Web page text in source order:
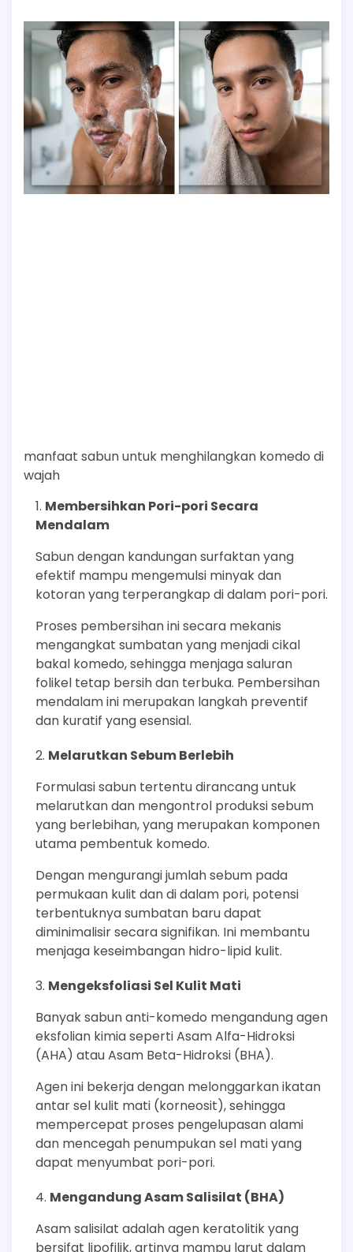
manfaat sabun untuk menghilangkan komedo di
wajah
Membersihkan Pori-pori Secara
Mendalam
Sabun dengan kandungan surfaktan yang
efektif mampu mengemulsi minyak dan
kotoran yang terperangkap di dalam pori-pori.
Proses pembersihan ini secara mekanis
mengangkat sumbatan yang menjadi cikal
bakal komedo, sehingga menjaga saluran
folikel tetap bersih dan terbuka. Pembersihan
mendalam ini merupakan langkah preventif
dan kuratif yang esensial.
Melarutkan Sebum Berlebih
Formulasi sabun tertentu dirancang untuk
melarutkan dan mengontrol produksi sebum
yang berlebihan, yang merupakan komponen
utama pembentuk komedo.
Dengan mengurangi jumlah sebum pada
permukaan kulit dan di dalam pori, potensi
terbentuknya sumbatan baru dapat
diminimalisir secara signifikan. Ini membantu
menjaga keseimbangan hidro-lipid kulit.
Mengeksfoliasi Sel Kulit Mati
Banyak sabun anti-komedo mengandung agen
eksfolian kimia seperti Asam Alfa-Hidroksi
(AHA) atau Asam Beta-Hidroksi (BHA).
Agen ini bekerja dengan melonggarkan ikatan
antar sel kulit mati (korneosit), sehingga
mempercepat proses pengelupasan alami
dan mencegah penumpukan sel mati yang
dapat menyumbat pori-pori.
Mengandung Asam Salisilat (BHA)
Asam salisilat adalah agen keratolitik yang
bersifat lipofilik, artinya mampu larut dalam